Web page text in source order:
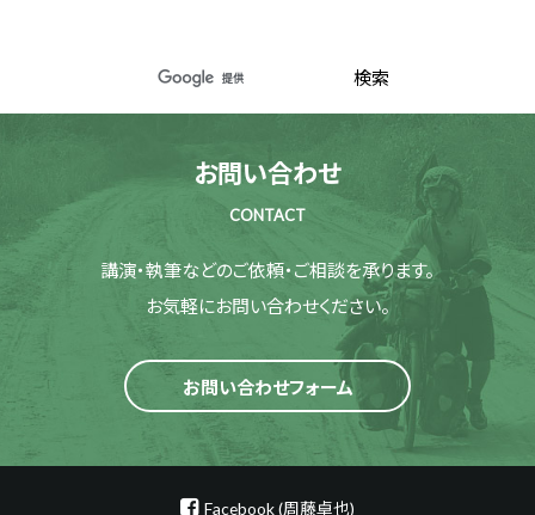
お問い合わせ
CONTACT
講演・執筆などのご依頼・ご相談を承ります。
お気軽にお問い合わせください。
お問い合わせフォーム
Facebook (周藤卓也)